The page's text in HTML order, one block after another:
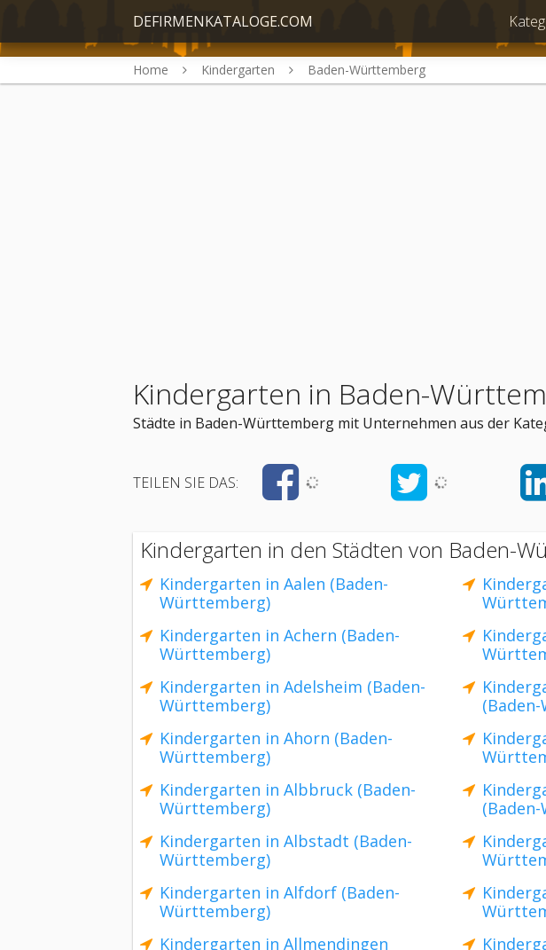
DEFIRMENKATALOGE.COM
Home Kindergarten Baden-Württemberg
Kindergarten in Baden-
Städte in Baden-Württemberg mit Unternehmen aus der
TEILEN SIE DAS:
Kindergarten in den Städten von Baden-
Kindergarten in Aalen (Baden-
Württemberg)
Kindergarten in Achern (Baden-
Württemberg)
Kindergarten in Adelsheim (Baden-
Württemberg)
Kindergarten in Ahorn (Baden-
Württemberg)
Kindergarten in Albbruck (Baden-
Württemberg)
Kindergarten in Albstadt (Baden-
Württemberg)
Kindergarten in Alfdorf (Baden-
Württemberg)
Kindergarten in Allmendingen